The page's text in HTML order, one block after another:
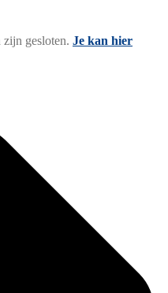
gesloten. Je kan hier